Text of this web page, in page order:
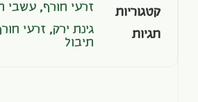
קטגוריות זרעי חורף,עשבי
תגיות גינת ירק, זרעי
תיבול